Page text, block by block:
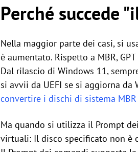
Perché succede
Nella maggior parte dei casi, si
è aumentato. Rispetto a MBR,
Dal rilascio di Windows 11,
si avvii da UEFI se si aggiorna da
convertire i dischi di sistema
Ma quando si utilizza il Prompt
virtuali: Il disco specificato non è